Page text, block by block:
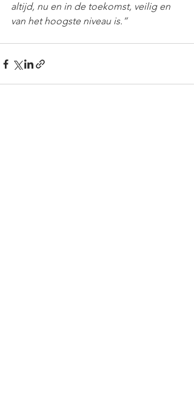
altijd, nu en in de toekomst, veilig en
van het hoogste niveau is.”